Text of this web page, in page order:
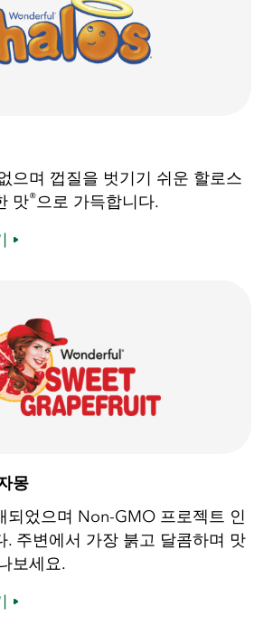
으며 껍질을 벗기기 쉬운 할로스
맛®으로 가득합니다.
몽
되었으며 Non-GMO 프로젝트 인
. 주변에서 가장 붉고 달콤하며 맛
보세요.